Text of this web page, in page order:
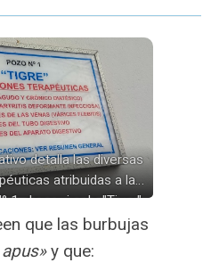
detalla las diversas
atribuidas a las
1, denominado "Tigre",
de Yura. Se
como el
enfermedades de
que las burbujas
y que: